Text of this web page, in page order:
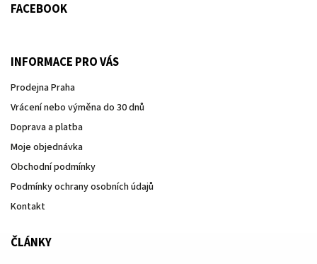
FACEBOOK
INFORMACE PRO VÁS
Prodejna Praha
Vrácení nebo výměna do 30 dnů
Doprava a platba
Moje objednávka
Obchodní podmínky
Podmínky ochrany osobních údajů
Kontakt
ČLÁNKY